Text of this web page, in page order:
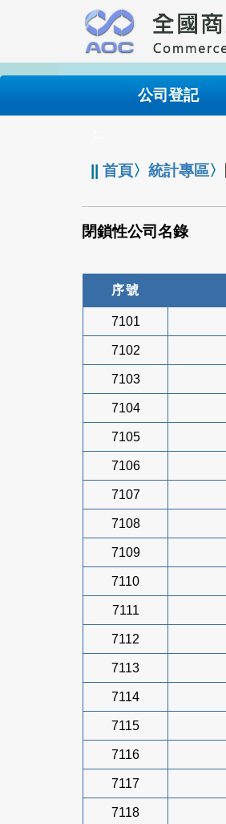
要
內
公司登記
||首頁〉統計專區〉
閉鎖性公司名錄
序號
7101
7102
7103
7104
7105
7106
7107
7108
7109
7110
7111
7112
7113
7114
7115
7116
7117
7118